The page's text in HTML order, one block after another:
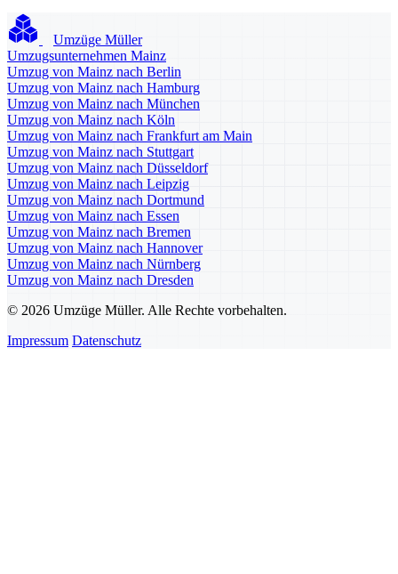
Umzüge Müller
Umzugsunternehmen Mainz
Umzug von Mainz nach Berlin
Umzug von Mainz nach Hamburg
Umzug von Mainz nach München
Umzug von Mainz nach Köln
Umzug von Mainz nach Frankfurt am Main
Umzug von Mainz nach Stuttgart
Umzug von Mainz nach Düsseldorf
Umzug von Mainz nach Leipzig
Umzug von Mainz nach Dortmund
Umzug von Mainz nach Essen
Umzug von Mainz nach Bremen
Umzug von Mainz nach Hannover
Umzug von Mainz nach Nürnberg
Umzug von Mainz nach Dresden
© 2026 Umzüge Müller. Alle Rechte vorbehalten.
Impressum Datenschutz